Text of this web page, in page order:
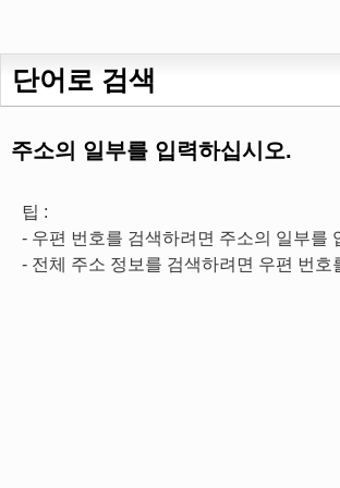
단어로 검색
주소의 일부를 입력하십시오.
팁 :
- 우편 번호를 검색하려면 주소의 일부를
- 전체 주소 정보를 검색하려면 우편 번호